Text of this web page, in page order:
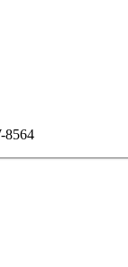
8564